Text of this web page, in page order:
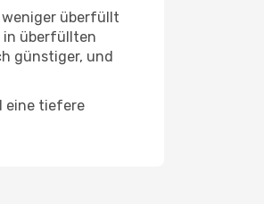
weniger überfüllt
in überfüllten
günstiger, und
eine tiefere